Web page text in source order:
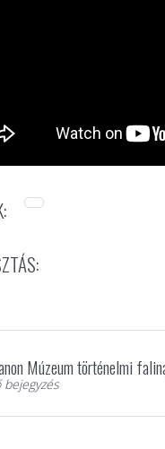
Múzeum történelmi
bejegyzés